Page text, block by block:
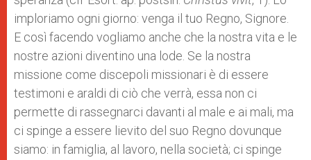
imploriamo ogni giorno: venga il tuo Regno, Signore.
E così facendo vogliamo anche che la nostra vita e le
nostre azioni diventino una lode. Se la nostra
missione come discepoli missionari è di essere
testimoni e araldi di ciò che verrà, essa non ci
permette di rassegnarci davanti al male e ai mali, ma
ci spinge a essere lievito del suo Regno dovunque
siamo: in famiglia, al lavoro, nella società; ci spinge